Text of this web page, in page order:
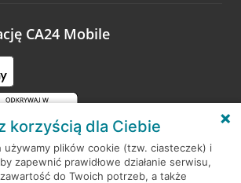
CA24 Mobile
korzyścią dla Ciebie
używamy plików cookie (tzw. ciasteczek) i
zapewnić prawidłowe działanie serwisu,
do Twoich potrzeb, a także